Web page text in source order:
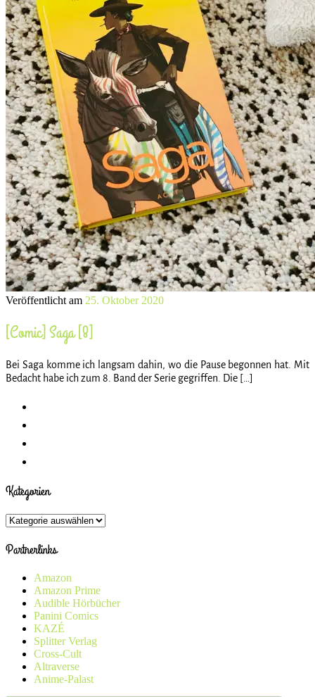
Veröffentlicht am 25. Oktober 2020
[Comic] Saga [8]
Bei Saga komme ich langsam dahin, wo die Pause begonnen hat. Mit
Bedacht habe ich zum 8. Band der Serie gegriffen. Die […]
Kategorien
Kategorien
Partnerlinks
Amazon
Amazon Prime
Audible Hörbücher
Panini Comics
KAZÉ
Splitter Verlag
Cross-Cult
Altraverse
Anime-Palast